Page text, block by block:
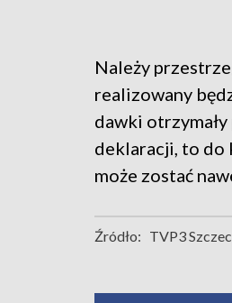
Należy
realizowany
dawki
deklaracji, to do
może zostać
Źródło: TVP3